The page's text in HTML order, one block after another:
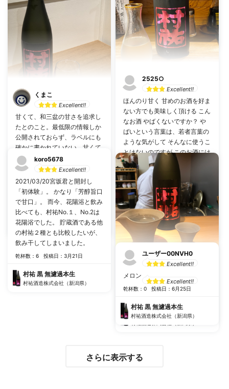
い熟したブドウを食べているの
に、口に残るものがなく、次へ
次へと 本日も贅沢に稀少な日本
酒をいただきました〜 唇を舐め
ても分かる甘さ！なのに、くど
さが全くない。 アルコール度も
別な一時を楽しんでいただける
1本だと思います。 （手に入る
とは言っておりません、ご了承
の程をお願いします
乾杯数：2 投稿日：7月7日
村祐 黒 無濾過本生
村祐酒造株式会社（新潟県）
2525○
Excellent!!
ほんのり甘く 甘めのお酒を好ま
ない方でも美味しく頂ける こん
なお酒 やばくないですか？ や
ばいという言葉は、若者言葉の
ような気がして そんなに使うこ
とはないのですが このお酒には
他に当てはまる言葉を見つけら
れません やばい。 オーナーは
一人で酒蔵を守っておられるの
だそう 素敵です 知らない街で
ふと訪れた田舎町で ちょっとし
た時間潰しで このお酒が飾られ
てあれば間違いなく訪れてしま
うと思います そんなお酒、
2022年、まだ始まって間もあ
りませんが 筆不精なわたくしが
筆をとってしまう (実際はスマ
ホで親指を動かすだけですが)
そんなお酒 全ての日本酒好きに
う勧めるお酒です。
乾杯数：6 投稿日：1月17日
村祐 黒 無濾過本生
村祐酒造株式会社（新潟県）
くまこ
Excellent!!
甘くて、和三盆の甘さを追求し
たとのこと。最低限の情報しか
公開されておらず、ラベルにも
確かに書かれていない。甘くて
飲みやすく、主人が好きだと言
って大半飲んでしまいました
が、いいお値段。1/8に飲んだ
もの。
乾杯数：6 投稿日：1月12日
村祐 黒 無濾過本生
村祐酒造株式会社（新潟県）
koro5678
Excellent!!
2021/03/20宮坂君と開封し
「初体験」。 かなり「芳醇旨口
で甘口」。 而今、花陽浴と飲み
比べても、村祐No.１、No.2は
花陽浴でした。 貯蔵酒である他
の村祐２種とも比較したいが、
飲み干してしまいました。
乾杯数：6 投稿日：3月21日
村祐 黒 無濾過本生
村祐酒造株式会社（新潟県） Excellent!!
村祐 黒 無濾過本生
ユーザー00NVH0
Excellent!!
メロン
乾杯数：0 投稿日：6月25日
村祐 黒 無濾過本生
村祐酒造株式会社（新潟県）
さらに表示する